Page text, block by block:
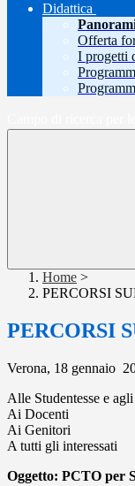
Didattica
Offerta
I progetti
Home >
PERCORSI
PERCORSI
Verona, 18 gennaio
Alle Studentesse e
Ai Docenti
Ai Genitori
A tutti gli interessati
Oggetto: PCTO per